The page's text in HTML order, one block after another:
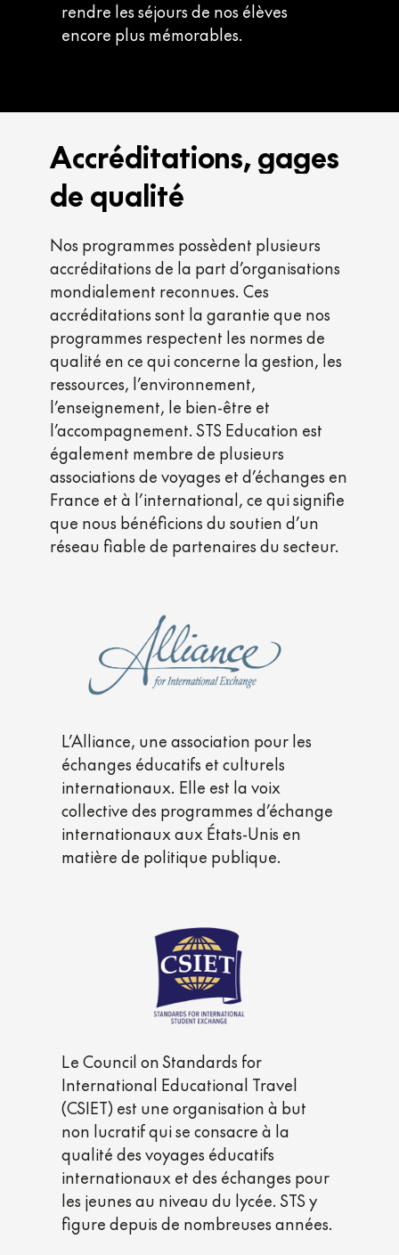
rendre les séjours de nos élèves
encore plus mémorables.
Accréditations,gages
de qualité
Nos programmes possèdent plusieurs
accréditations de la part d’organisations
mondialement reconnues. Ces
accréditations sont la garantie que nos
programmes respectent les normes de
qualité en ce qui concerne la gestion, les
ressources, l’environnement,
l’enseignement, le bien-être et
l’accompagnement. STS Education est
également membre de plusieurs
associations de voyages et d’échanges en
France et à l’international, ce qui signifie
que nous bénéficions du soutien d’un
réseau fiable de partenaires du secteur.
L’Alliance, une association pour les
échanges éducatifs et culturels
internationaux. Elle est la voix
collective des programmes d’échange
internationaux aux États-Unis en
matière de politique publique.
Le Council on Standards for
International Educational Travel
(CSIET) est une organisation à but
non lucratif qui se consacre à la
qualité des voyages éducatifs
internationaux et des échanges pour
les jeunes au niveau du lycée. STS y
figure depuis de nombreuses années.